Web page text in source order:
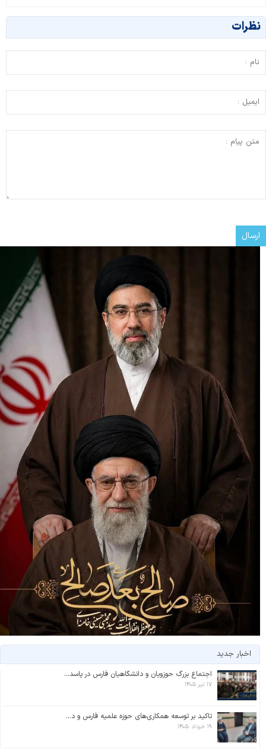
نظرات
اخبار جدید
اجتماع بزرگ حوزویان و دانشگاهیان فارس در پاسد...
۱۷ تیر ۱۴۰۵
تاکید بر توسعه همکاری‌های حوزه علمیه فارس و د...
۱۹ خرداد ۱۴۰۵